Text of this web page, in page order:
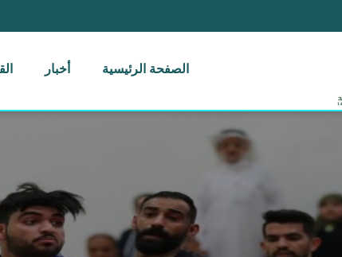
الصفحة الرئيسية أخبار